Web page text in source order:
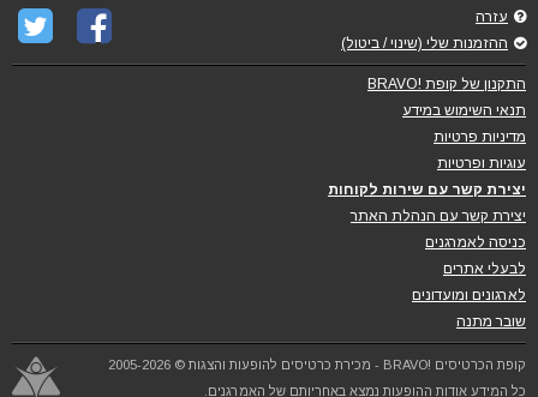
עזרה
ההזמנות שלי (שינוי / ביטול)
התקנון של קופת !BRAVO
תנאי השימוש במידע
מדיניות פרטיות
עוגיות ופרטיות
יצירת קשר עם שירות לקוחות
יצירת קשר עם הנהלת האתר
כניסה לאמרגנים
לבעלי אתרים
לארגונים ומועדונים
שובר מתנה
קופת הכרטיסים !BRAVO - מכירת כרטיסים להופעות והצגות © 2005-2026
כל המידע אודות ההופעות נמצא באחריותם של האמרגנים.